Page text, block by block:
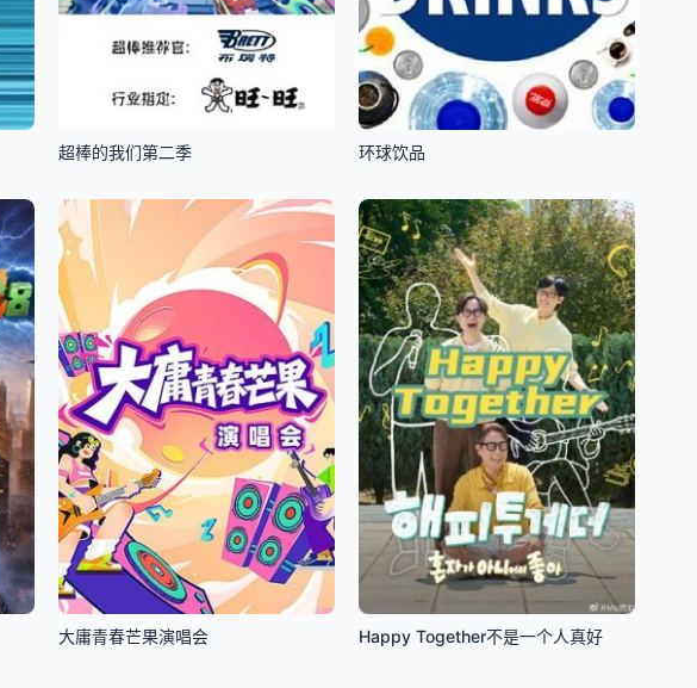
超棒的我们第二季​ 环球饮品
大庸青春芒果演唱会 Happy Together不是一个人真好